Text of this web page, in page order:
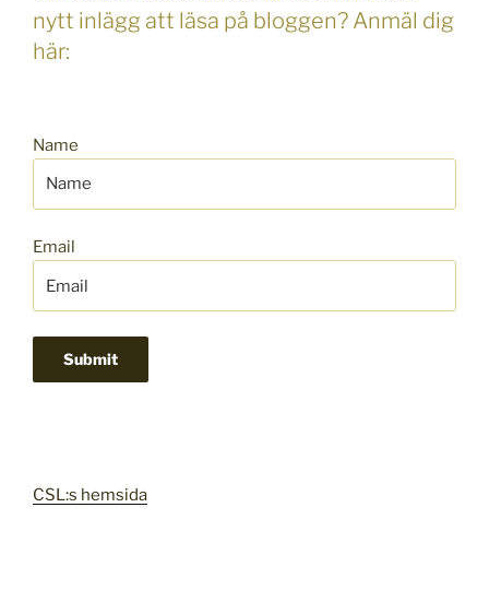
nytt inlägg att läsa på bloggen? Anmäl dig
här:
Name
Email
CSL:s hemsida